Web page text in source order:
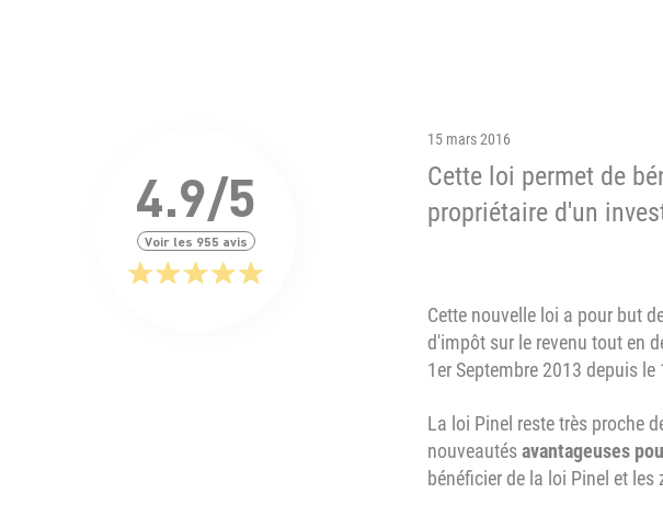
15 mars 2016
Cette loi permet de
propriétaire d'un
Cette nouvelle loi a pour but
d'impôt sur le revenu tout en
1er Septembre 2013 depuis le
La loi Pinel reste très proche
nouveautésavantageuses
bénéficier de la loi Pinel et
4.9/5
Voir les 955 avis